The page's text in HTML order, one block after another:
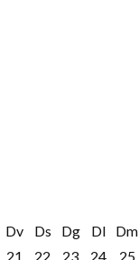
Dv
21
Ds
22
Dg
23
Dl
24
Dm
25